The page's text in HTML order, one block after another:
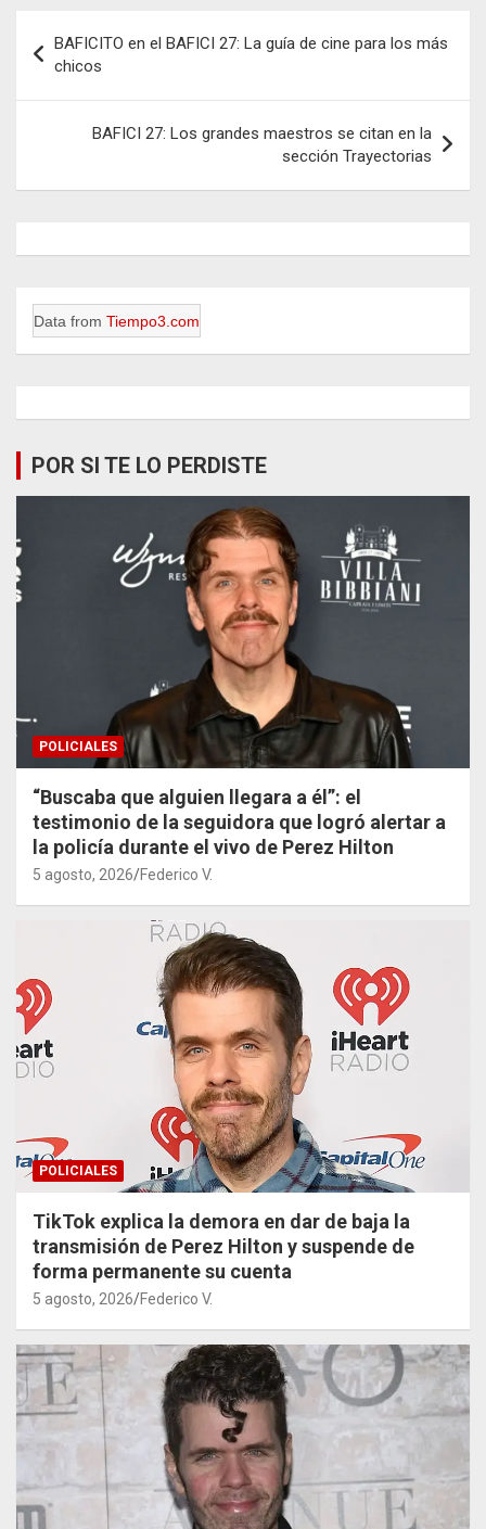
de
entradas
BAFICITO en el BAFICI 27: La guía de cine para los más
chicos
BAFICI 27: Los grandes maestros se citan en la
sección Trayectorias
Data from Tiempo3.com
POR SI TE LO PERDISTE
POLICIALES
“Buscaba que alguien llegara a él”: el
testimonio de la seguidora que logró alertar a
la policía durante el vivo de Perez Hilton
5 agosto, 2026 Federico V.
POLICIALES
TikTok explica la demora en dar de baja la
transmisión de Perez Hilton y suspende de
forma permanente su cuenta
5 agosto, 2026 Federico V.